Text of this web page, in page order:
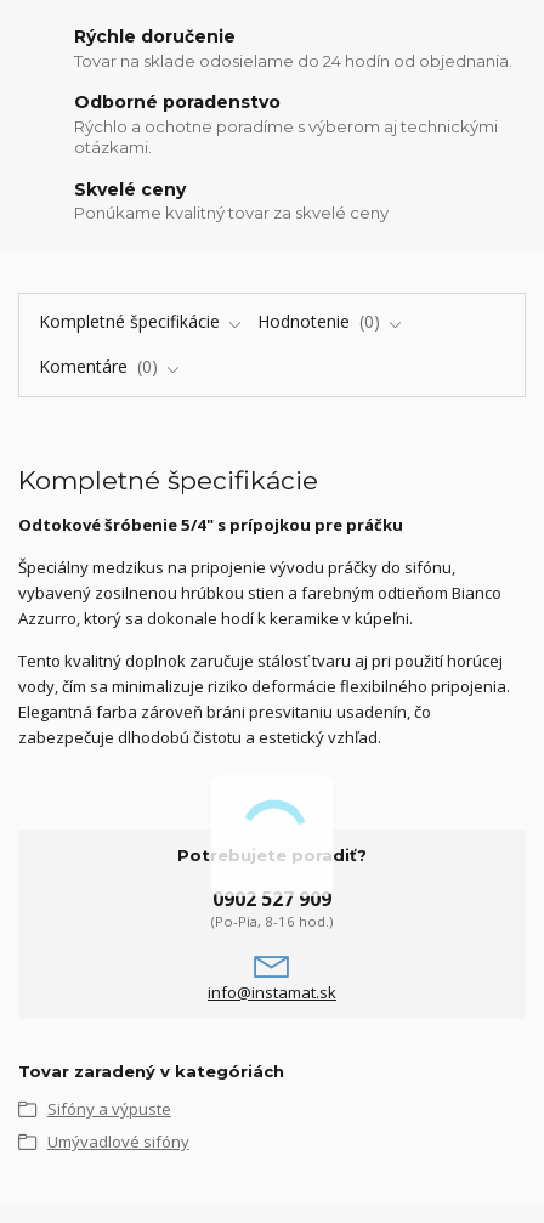
Rýchle doručenie
Tovar na sklade odosielame do 24 hodín od objednania.
Odborné poradenstvo
Rýchlo a ochotne poradíme s výberom aj technickými
otázkami.
Skvelé ceny
Ponúkame kvalitný tovar za skvelé ceny
Kompletné špecifikácie Hodnotenie
0
Komentáre
0
Kompletné špecifikácie
Odtokové šróbenie 5/4" s prípojkou pre práčku
Špeciálny medzikus na pripojenie vývodu práčky do sifónu,
vybavený zosilnenou hrúbkou stien a farebným odtieňom Bianco
Azzurro, ktorý sa dokonale hodí k keramike v kúpeľni.
Tento kvalitný doplnok zaručuje stálosť tvaru aj pri použití horúcej
vody, čím sa minimalizuje riziko deformácie flexibilného pripojenia.
Elegantná farba zároveň bráni presvitaniu usadenín, čo
zabezpečuje dlhodobú čistotu a estetický vzhľad.
Potrebujete poradiť?
0902 527 909
(Po-Pia, 8-16 hod.)
info@instamat.sk
Tovar zaradený v kategóriách
Sifóny a výpuste
Umývadlové sifóny